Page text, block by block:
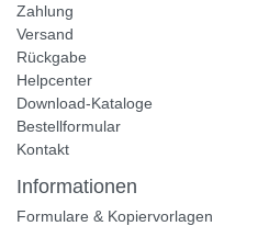
Zahlung
Versand
Rückgabe
Helpcenter
Download-Kataloge
Bestellformular
Kontakt
Informationen
Formulare & Kopiervorlagen